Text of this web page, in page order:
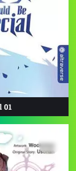
01